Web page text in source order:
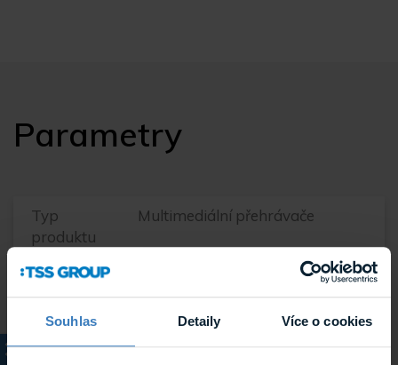
Souhlas Detaily Více o cookies
Parametry
Typ
produktu
Multimediální přehrávače
Systém
NZS
TOA systém VM-3000, TOA
systém VX-3000